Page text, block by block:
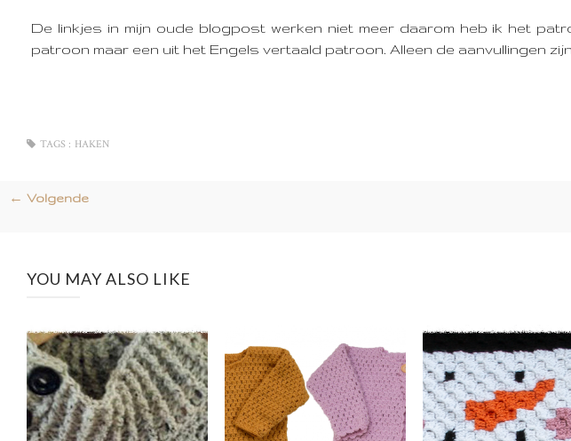
De linkjes in mijn oude blogpost werken niet meer daarom heb ik het
patroon maar een uit het Engels vertaald patroon. Alleen de aanvullingen zijn
TAGS : HAKEN
← Volgende
YOU MAY ALSO LIKE